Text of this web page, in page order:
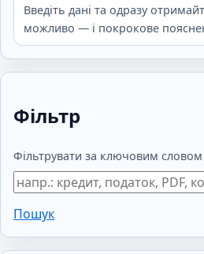
Введіть дані та одразу
можливо — і покрокове
Фільтр
Фільтрувати за ключовим словом
Пошук